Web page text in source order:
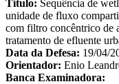
Título: Sequência de
unidade de fluxo
com filtro concêntrico de
tratamento de efluente
Data da Defesa: 19/04/
Orientador: Enio
Banca Examinadora: